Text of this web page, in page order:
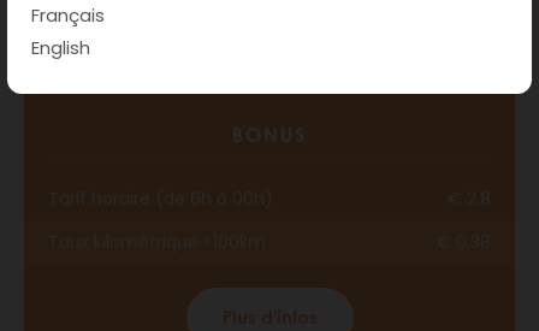
Français
English
BONUS
Tarif horaire (de 6h à 00h)
€ 2.8
Plus d'infos